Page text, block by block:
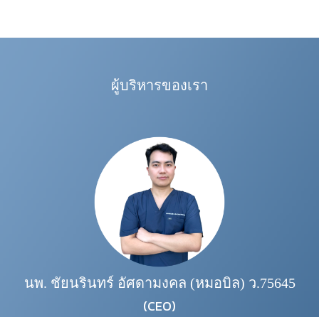
ผู้บริหารของเรา
นพ. ชัยนรินทร์ อัศดามงคล (หมอบิล) ว.75645
(CEO)